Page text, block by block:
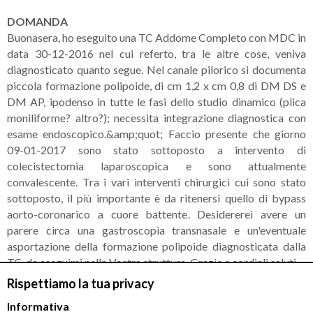
Rispettiamo la tua privacy
Informativa
DOMANDA
Buonasera, ho eseguito una TC Addome Completo con MDC in
data 30-12-2016 nel cui referto, tra le altre cose, veniva
diagnosticato quanto segue. Nel canale pilorico si documenta
piccola formazione polipoide, di cm 1,2 x cm 0,8 di DM DS e
DM AP, ipodenso in tutte le fasi dello studio dinamico (plica
moniliforme? altro?); necessita integrazione diagnostica con
esame endoscopico.&amp;quot; Faccio presente che giorno
09-01-2017 sono stato sottoposto a intervento di
colecistectomia laparoscopica e sono attualmente
convalescente. Tra i vari interventi chirurgici cui sono stato
sottoposto, il più importante è da ritenersi quello di bypass
aorto-coronarico a cuore battente. Desidererei avere un
parere circa una gastroscopia transnasale e un'eventuale
asportazione della formazione polipoide diagnosticata dalla
TC, da eseguirsi nella Vostra struttura. Grazie e cordiali saluti.
RISPOSTA DEL MEDICO
Gentile paziente, ho ricevuto la sua mail e la ringrazio per